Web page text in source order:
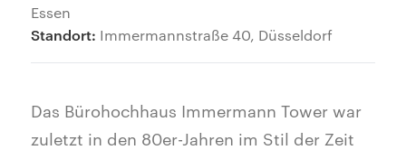
Essen
Standort: Immermannstraße 40, Düsseldorf
Das Bürohochhaus Immermann Tower war
zuletzt in den 80er-Jahren im Stil der Zeit